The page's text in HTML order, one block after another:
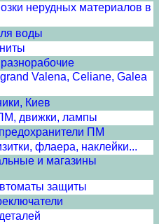
нерудных материалов в
воды
разнорабочие
Valena, Celiane, Galea
Киев
движки, лампы
ПМ
флаера, наклейки...
и магазины
защиты